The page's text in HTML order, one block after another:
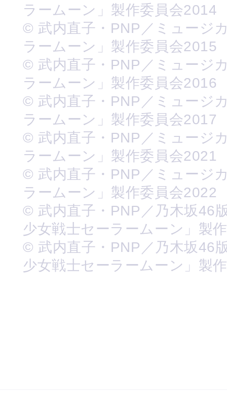
ラームーン」製作委員会2014
© 武内直子・PNP／ミュージ
ラームーン」製作委員会2015
© 武内直子・PNP／ミュージ
ラームーン」製作委員会2016
© 武内直子・PNP／ミュージ
ラームーン」製作委員会2017
© 武内直子・PNP／ミュージ
ラームーン」製作委員会2021
© 武内直子・PNP／ミュージ
ラームーン」製作委員会2022
© 武内直子・PNP／乃木坂46
少女戦士セーラームーン」製
© 武内直子・PNP／乃木坂46
少女戦士セーラームーン」製